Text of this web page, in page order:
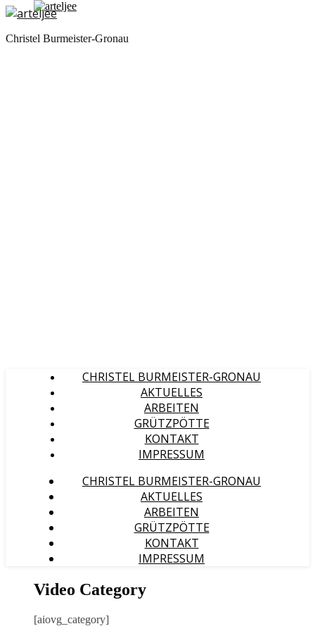
Christel Burmeister-Gronau
CHRISTEL BURMEISTER-GRONAU
AKTUELLES
ARBEITEN
GRÜTZPÖTTE
KONTAKT
IMPRESSUM
CHRISTEL BURMEISTER-GRONAU
AKTUELLES
ARBEITEN
GRÜTZPÖTTE
KONTAKT
IMPRESSUM
Video Category
[aiovg_category]